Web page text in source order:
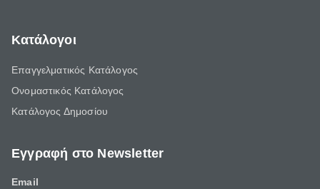
Κατάλογοι
Επαγγελματικός Κατάλογος
Ονομαστικός Κατάλογος
Κατάλογος Δημοσίου
Εγγραφή στο Newsletter
Email